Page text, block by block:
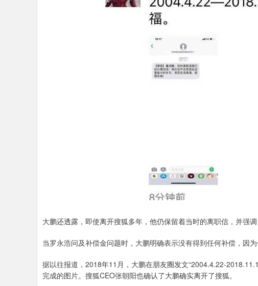
大鹏还透露，即使离开搜狐多年，他仍保留着当时的离职信，并强
当罗永浩问及补偿金问题时，大鹏明确表示没有得到任何补偿，因
据以往报道，2018年11月，大鹏在朋友圈发文“2004.4.22-
完成的图片。搜狐CEO张朝阳也确认了大鹏确实离开了搜狐。